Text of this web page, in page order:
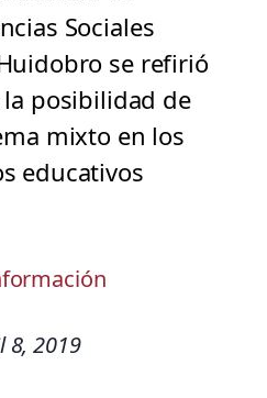
Sociales
se refirió
posibilidad de
mixto en los
educativos
8, 2019